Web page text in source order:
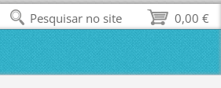
0,00 €
Pesquisar no site